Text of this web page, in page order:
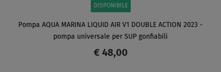
DISPONIBILE
Pompa AQUA MARINA LIQUID AIR V1 DOUBLE ACTION 2023 -
pompa universale per SUP gonfiabili
€ 48,00